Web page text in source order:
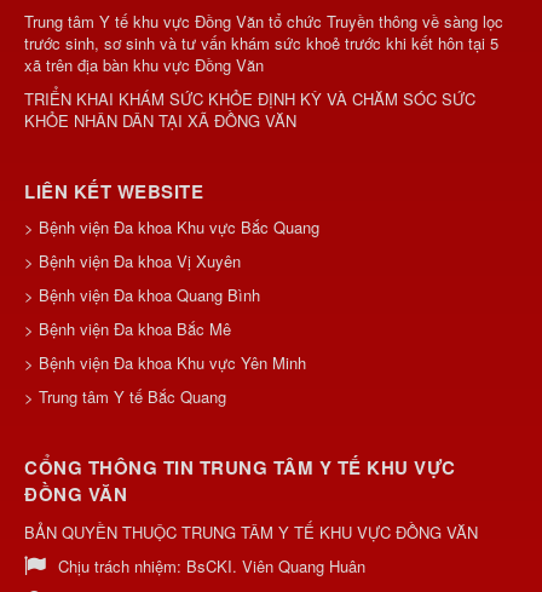
Trung tâm Y tế khu vực Đồng Văn tổ chức Truyền thông về sàng lọc
trước sinh, sơ sinh và tư vấn khám sức khoẻ trước khi kết hôn tại 5
xã trên địa bàn khu vực Đồng Văn
TRIỂN KHAI KHÁM SỨC KHỎE ĐỊNH KỲ VÀ CHĂM SÓC SỨC
KHỎE NHÂN DÂN TẠI XÃ ĐỒNG VĂN
LIÊN KẾT WEBSITE
> Bệnh viện Đa khoa Khu vực Bắc Quang
> Bệnh viện Đa khoa Vị Xuyên
> Bệnh viện Đa khoa Quang Bình
> Bệnh viện Đa khoa Bắc Mê
> Bệnh viện Đa khoa Khu vực Yên Minh
> Trung tâm Y tế Bắc Quang
CỔNG THÔNG TIN TRUNG TÂM Y TẾ KHU VỰC
ĐỒNG VĂN
BẢN QUYỀN THUỘC TRUNG TÂM Y TẾ KHU VỰC ĐỒNG VĂN
Chịu trách nhiệm: BsCKI. Viên Quang Huân